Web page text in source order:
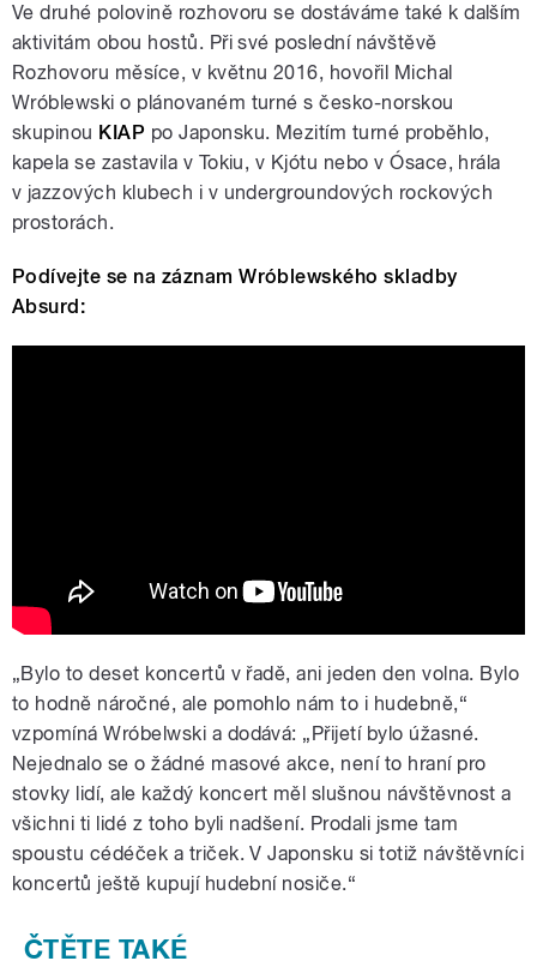
Ve druhé polovině rozhovoru se dostáváme také k dalším
aktivitám obou hostů. Při své poslední návštěvě
Rozhovoru měsíce, v květnu 2016, hovořil Michal
Wróblewski o plánovaném turné s česko-norskou
skupinou KIAP po Japonsku. Mezitím turné proběhlo,
kapela se zastavila v Tokiu, v Kjótu nebo v Ósace, hrála
v jazzových klubech i v undergroundových rockových
prostorách.
Podívejte se na záznam Wróblewského skladby
Absurd:
„Bylo to deset koncertů v řadě, ani jeden den volna. Bylo
to hodně náročné, ale pomohlo nám to i hudebně,“
vzpomíná Wróbelwski a dodává: „Přijetí bylo úžasné.
Nejednalo se o žádné masové akce, není to hraní pro
stovky lidí, ale každý koncert měl slušnou návštěvnost a
všichni ti lidé z toho byli nadšení. Prodali jsme tam
spoustu cédéček a triček. V Japonsku si totiž návštěvníci
koncertů ještě kupují hudební nosiče.“